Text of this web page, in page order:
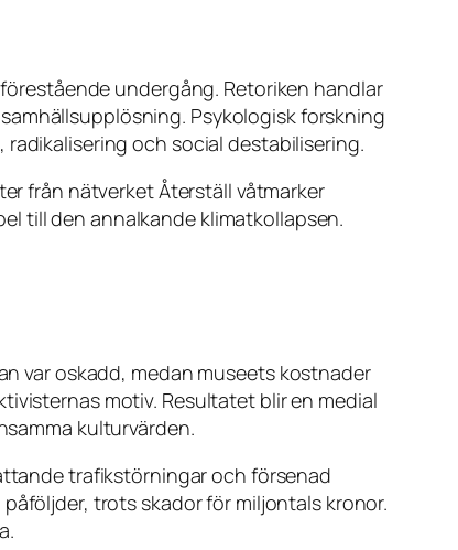
undergång. Retoriken handlar
Psykologisk forskning
och social destabilisering.
från nätverket Återställ våtmarker
till den annalkande klimatkollapsen.
var oskadd, medan museets kostnader
motiv. Resultatet blir en medial
kulturvärden.
trafikstörningar och försenad
trots skador för miljontals kronor.